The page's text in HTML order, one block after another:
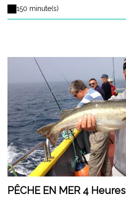
150 minute(s)
PÊCHE EN MER 4 Heures